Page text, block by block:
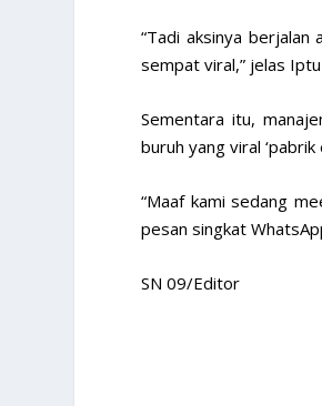
“Tadi aksinya
sempat viral,” jelas
Sementara itu,
buruh yang viral
“Maaf kami sedang
pesan singkat
SN 09/Editor